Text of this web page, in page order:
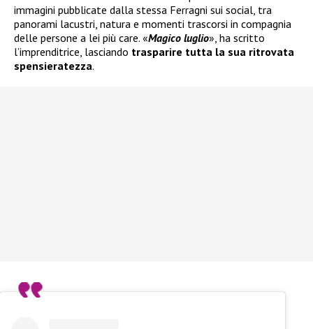
immagini pubblicate dalla stessa Ferragni sui social, tra
panorami lacustri, natura e momenti trascorsi in compagnia
delle persone a lei più care. «Magico luglio», ha scritto
l’imprenditrice, lasciando trasparire tutta la sua ritrovata
spensieratezza.